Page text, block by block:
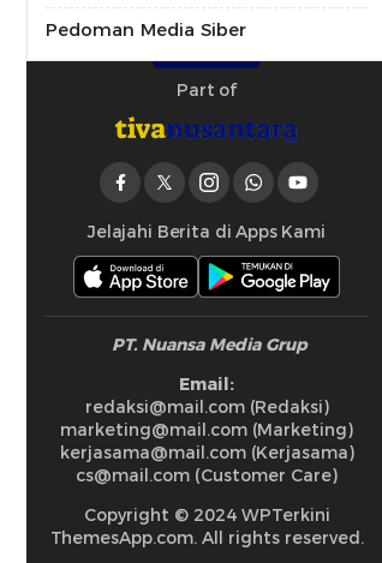
Pedoman Media Siber
Part of
Jelajahi Berita di Apps Kami
PT. Nuansa Media Grup
Email:
redaksi@mail.com (Redaksi)
marketing@mail.com (Marketing)
kerjasama@mail.com (Kerjasama)
cs@mail.com (Customer Care)
Copyright © 2024 WPTerkini
ThemesApp.com. All rights reserved.